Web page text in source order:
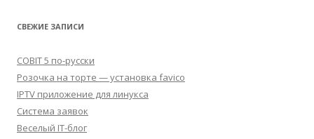
СВЕЖИЕ ЗАПИСИ
COBIT 5 по-русски
Розочка на торте — установка favico
IPTV приложение для линукса
Система заявок
Веселый IT-блог